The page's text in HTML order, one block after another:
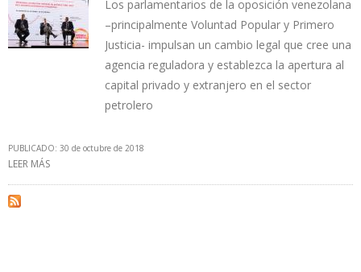
Los parlamentarios de la oposición venezolana
–principalmente Voluntad Popular y Primero
Justicia- impulsan un cambio legal que cree una
agencia reguladora y establezca la apertura al
capital privado y extranjero en el sector
petrolero
PUBLICADO: 30 de octubre de 2018
LEER MÁS